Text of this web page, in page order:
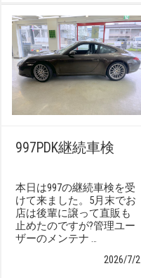
997PDK継続車検
本日は997の継続車検を受
けて来ました。5月末でお
店は後輩に譲って直販も
止めたのですが?管理ユー
ザーのメンテナ …
2026/7/2